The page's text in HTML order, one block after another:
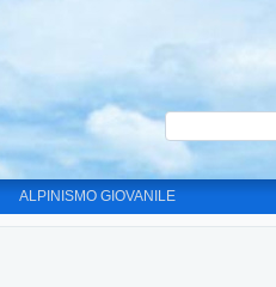
ALPINISMO GIOVANILE